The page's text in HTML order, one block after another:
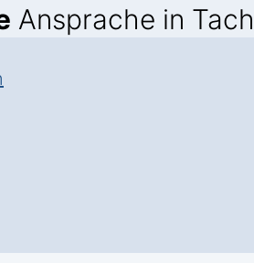
Ansprache in